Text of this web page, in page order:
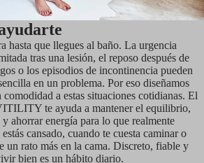
hasta que llegues al baño. La urgencia
tras una lesión, el reposo después de
o los episodios de incontinencia pueden
en un problema. Por eso diseñamos
a estas situaciones cotidianas. El
te ayuda a mantener el equilibrio,
ahorrar energía para lo que realmente
cansado, cuando te cuesta caminar o
un rato más en la cama. Discreto, fiable y
bien es un hábito diario.